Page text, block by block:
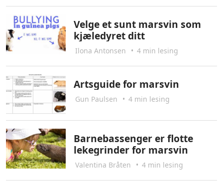
Velge et sunt marsvin som
kjæledyret ditt
Ilona Antonsen • 4 min lesing
Artsguide for marsvin
Gun Paulsen • 4 min lesing
Barnebassenger er flotte
lekegrinder for marsvin
Valentina Bråten • 4 min lesing